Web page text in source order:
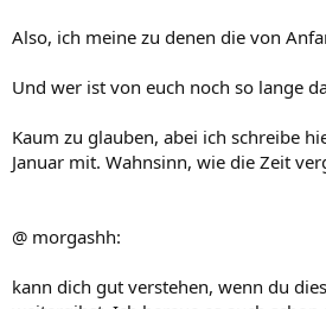
Also, ich meine zu denen die von
Und wer ist von euch noch so lange
Kaum zu glauben, abei ich schreibe
Januar mit. Wahnsinn, wie die Zeit
@ morgashh:
kann dich gut verstehen, wenn du